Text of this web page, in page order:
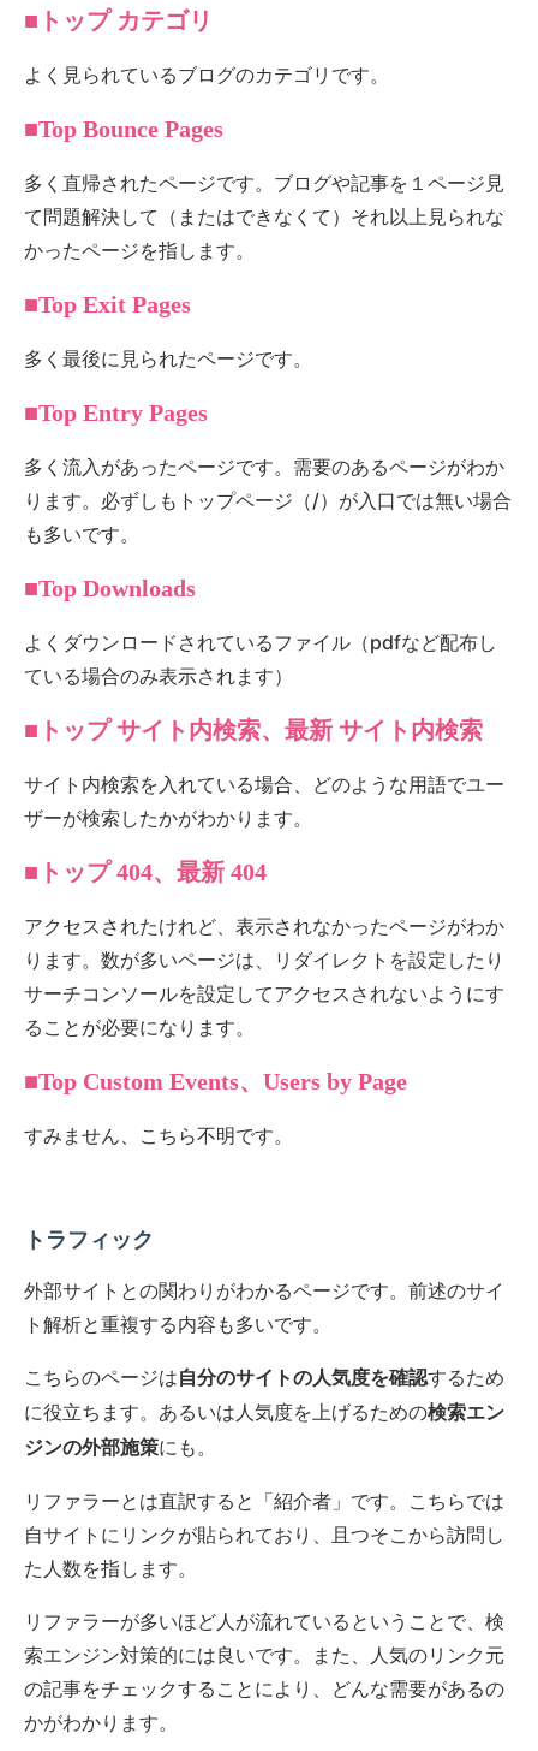
■トップ カテゴリ
よく見られているブログのカテゴリです。
■Top Bounce Pages
多く直帰されたページです。ブログや記事を１ページ見
て問題解決して（またはできなくて）それ以上見られな
かったページを指します。
■Top Exit Pages
多く最後に見られたページです。
■Top Entry Pages
多く流入があったページです。需要のあるページがわか
ります。必ずしもトップページ（/）が入口では無い場合
も多いです。
■Top Downloads
よくダウンロードされているファイル（pdfなど配布し
ている場合のみ表示されます）
■トップ サイト内検索、最新 サイト内検索
サイト内検索を入れている場合、どのような用語でユー
ザーが検索したかがわかります。
■トップ 404、最新 404
アクセスされたけれど、表示されなかったページがわか
ります。数が多いページは、リダイレクトを設定したり
サーチコンソールを設定してアクセスされないようにす
ることが必要になります。
■Top Custom Events、Users by Page
すみません、こちら不明です。
トラフィック
外部サイトとの関わりがわかるページです。前述のサイ
ト解析と重複する内容も多いです。
こちらのページは自分のサイトの人気度を確認するため
に役立ちます。あるいは人気度を上げるための検索エン
ジンの外部施策にも。
リファラーとは直訳すると「紹介者」です。こちらでは
自サイトにリンクが貼られており、且つそこから訪問し
た人数を指します。
リファラーが多いほど人が流れているということで、検
索エンジン対策的には良いです。また、人気のリンク元
の記事をチェックすることにより、どんな需要があるの
かがわかります。